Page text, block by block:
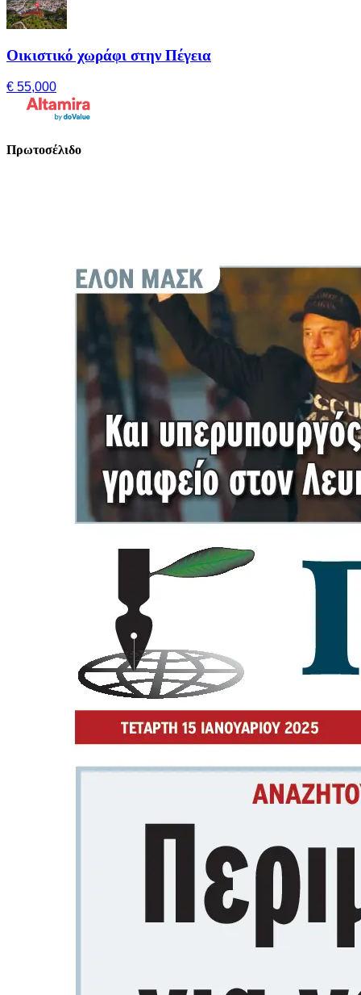
Οικιστικό χωράφι στην Πέγεια
€ 55,000
Πρωτοσέλιδο